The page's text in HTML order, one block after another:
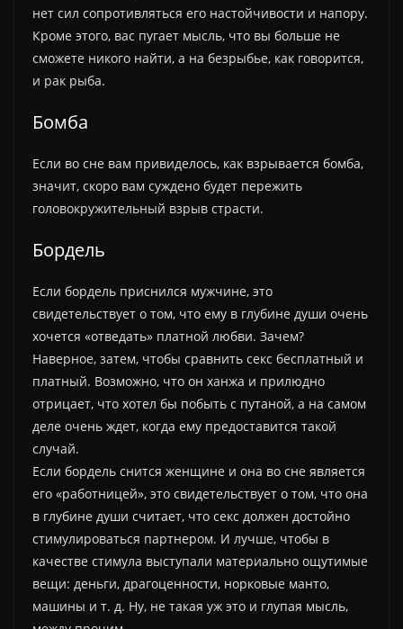
нет сил сопротивляться его настойчивости и напору.
Кроме этого, вас пугает мысль, что вы больше не
сможете никого найти, а на безрыбье, как говорится,
и рак рыба.
Бомба
Если во сне вам привиделось, как взрывается бомба,
значит, скоро вам суждено будет пережить
головокружительный взрыв страсти.
Бордель
Если бордель приснился мужчине, это
свидетельствует о том, что ему в глубине души очень
хочется «отведать» платной любви. Зачем?
Наверное, затем, чтобы сравнить секс бесплатный и
платный. Возможно, что он ханжа и прилюдно
отрицает, что хотел бы побыть с путаной, а на самом
деле очень ждет, когда ему предоставится такой
случай.
Если бордель снится женщине и она во сне является
его «работницей», это свидетельствует о том, что она
в глубине души считает, что секс должен достойно
стимулироваться партнером. И лучше, чтобы в
качестве стимула выступали материально ощутимые
вещи: деньги, драгоценности, норковые манто,
машины и т. д. Ну, не такая уж это и глупая мысль,